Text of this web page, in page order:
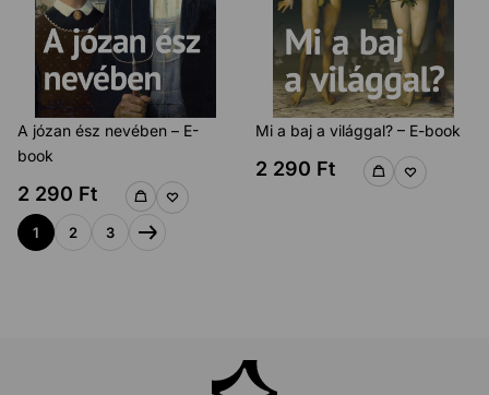
A józan ész nevében – E-
book
2 290 Ft
Mi a baj a világgal? – E-book
2 290 Ft
1 2 3